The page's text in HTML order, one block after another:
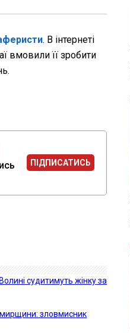
. В інтернеті
вмовили її зробити
ПІДПИСАТИСЬ
судитимуть жінку за
зловмисник